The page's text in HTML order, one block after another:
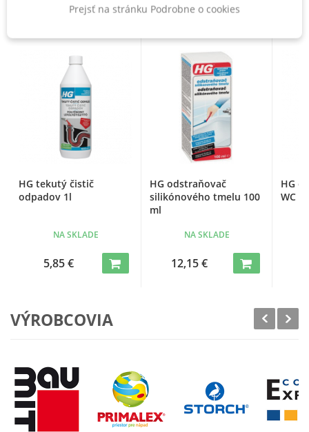
HG tekutý čistič
odpadov 1l
NA SKLADE
5,85 €
HG odstraňovač
silikónového tmelu 100
ml
NA SKLADE
12,15 €
HG
WC
VÝROBCOVIA
Prejsť na stránku Podrobne o cookies